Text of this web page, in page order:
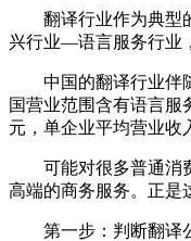
翻译行业作为典型
兴行业—语言服务行业
中国的翻译行业伴
国营业范围含有语言服
元，单企业平均营业收
可能对很多普通消
高端的商务服务。正是
第一步：判断翻译